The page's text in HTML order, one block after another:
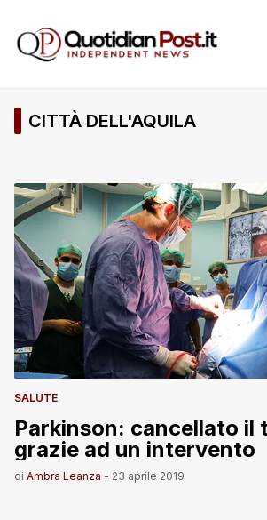
CITTÀ DELL'AQUILA
SALUTE
Parkinson: cancellato il
grazie ad un intervento
di Ambra Leanza - 23 aprile 2019